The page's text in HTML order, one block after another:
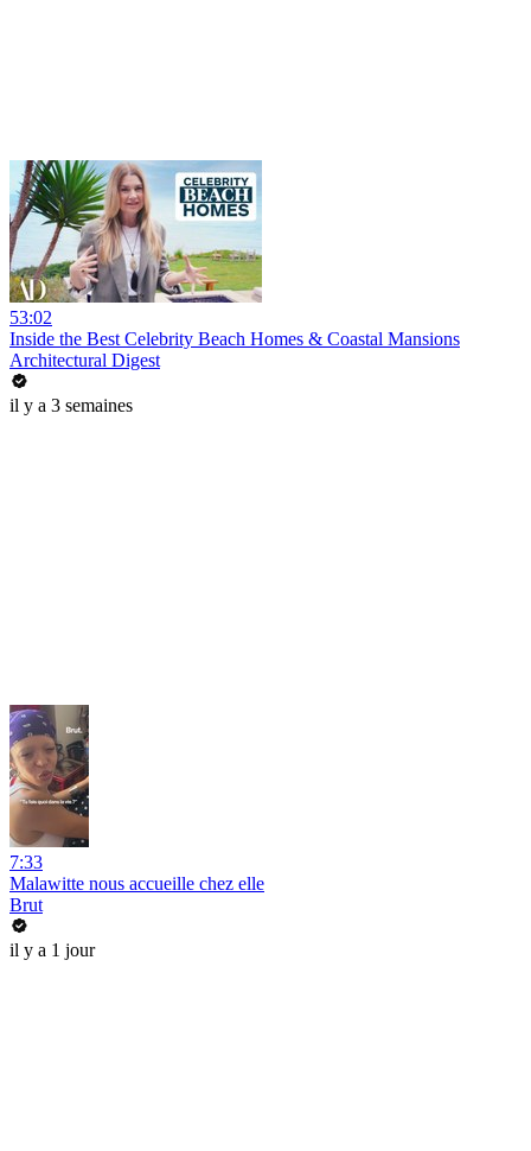
53:02
Inside the Best Celebrity Beach Homes & Coastal Mansions
Architectural Digest
il y a 3 semaines
7:33
Malawitte nous accueille chez elle
Brut
il y a 1 jour